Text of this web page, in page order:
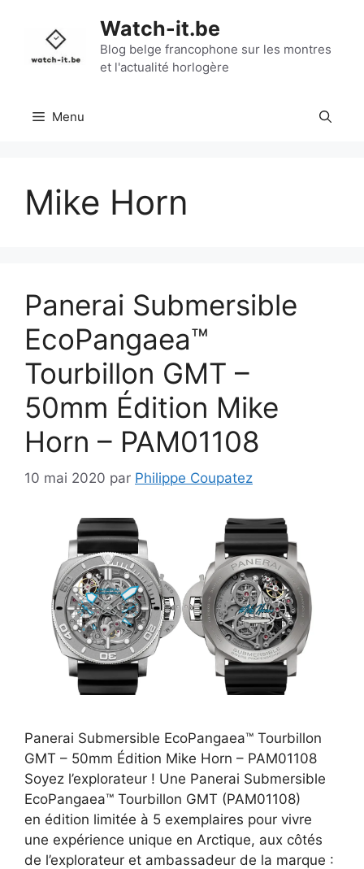
contenu
Watch-it.be
Blog belge francophone sur les montres
et l'actualité horlogère
Menu
Mike Horn
Panerai Submersible
EcoPangaea™
Tourbillon GMT –
50mm Édition Mike
Horn – PAM01108
10 mai 2020 par Philippe Coupatez
Panerai Submersible EcoPangaea™ Tourbillon
GMT – 50mm Édition Mike Horn – PAM01108
Soyez l’explorateur ! Une Panerai Submersible
EcoPangaea™ Tourbillon GMT (PAM01108)
en édition limitée à 5 exemplaires pour vivre
une expérience unique en Arctique, aux côtés
de l’explorateur et ambassadeur de la marque :